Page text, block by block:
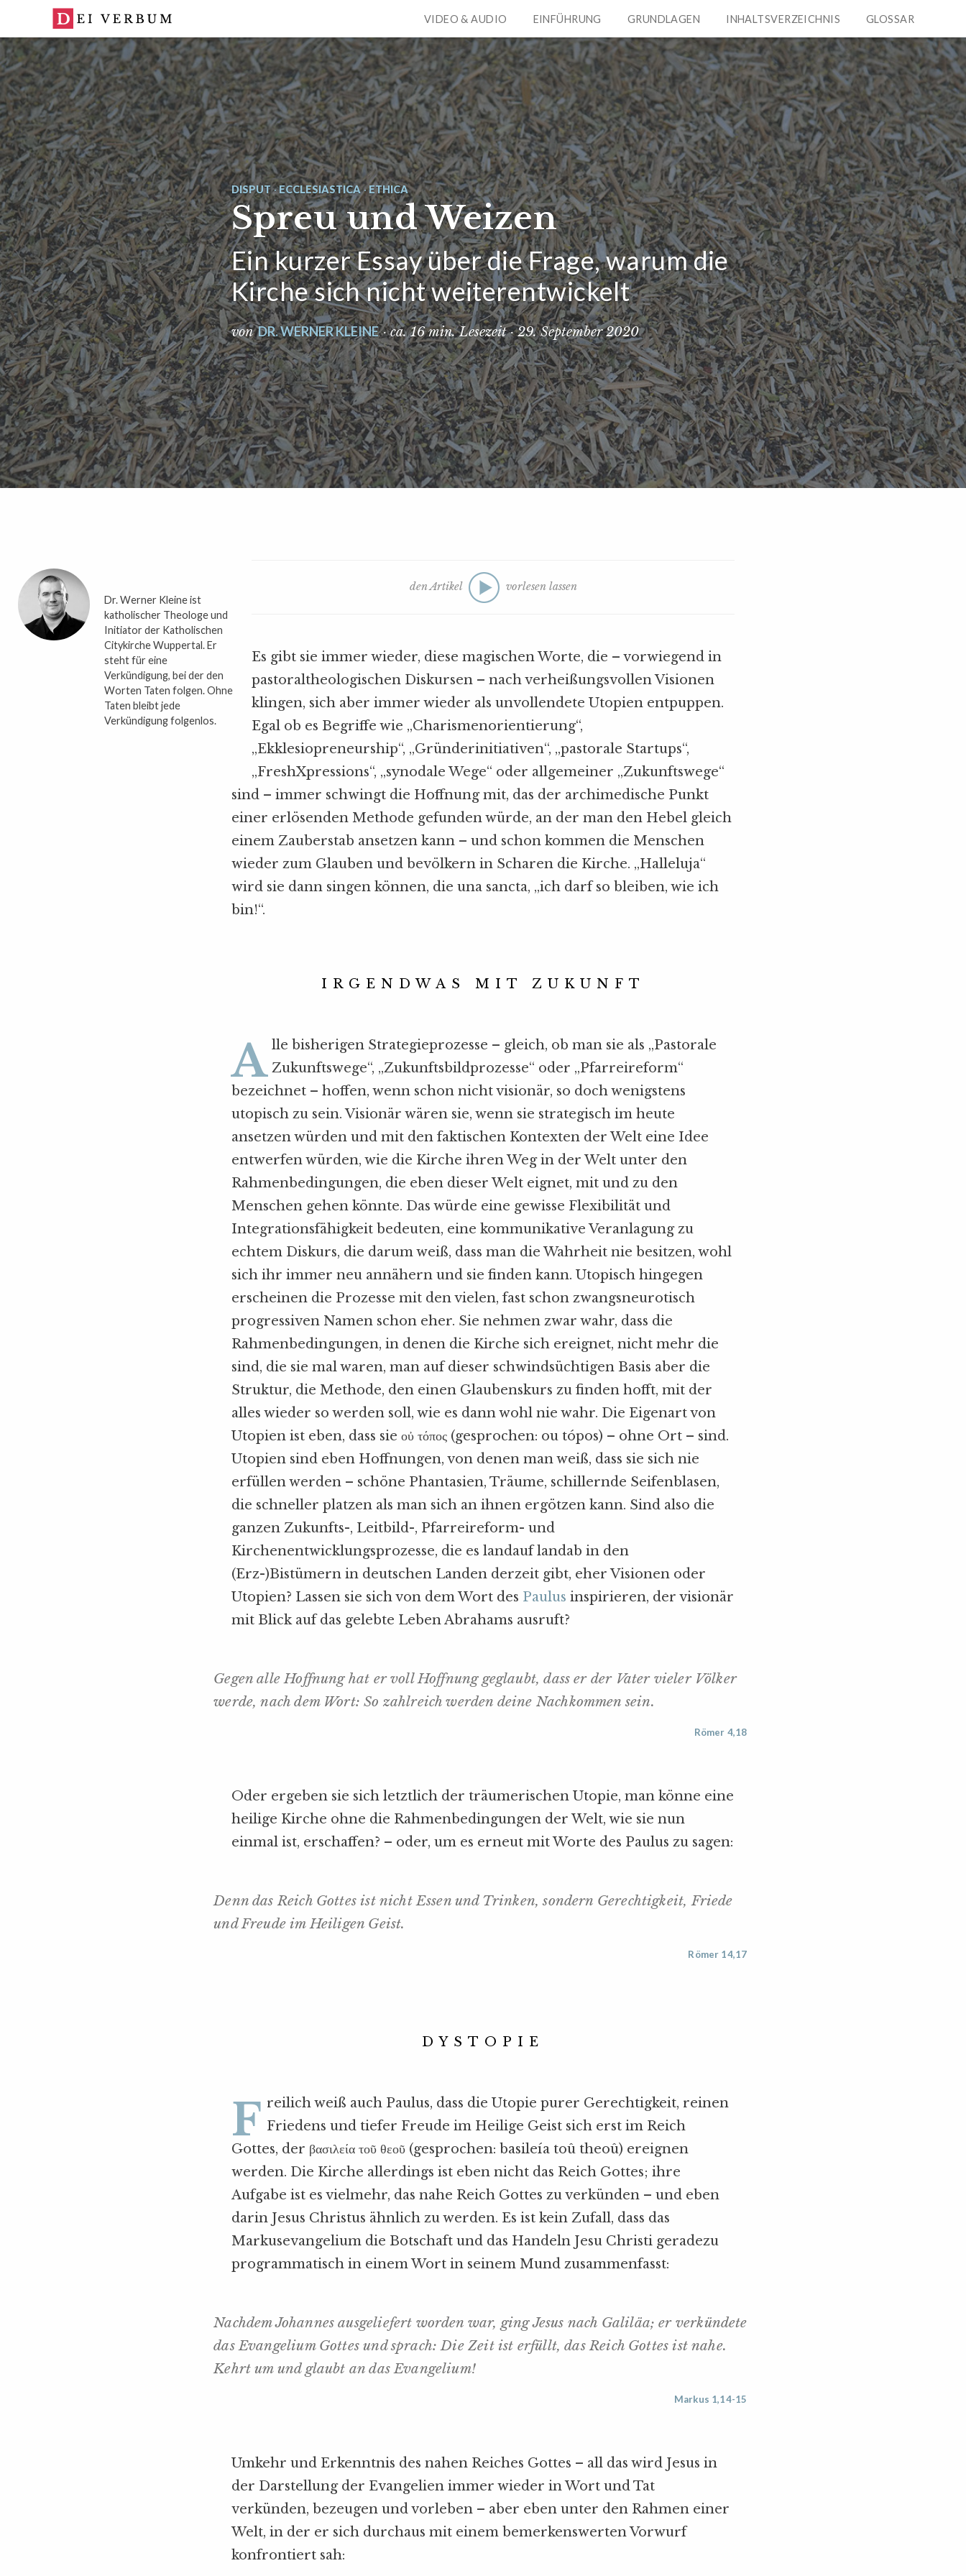
VIDEO & AUDIO EINFÜHRUNG GRUNDLAGEN INHALTSVERZEICHNIS GLOSSAR
Kapitel Menü
Kapitel
DISPUT · ECCLESIASTICA · ETHICA
Spreu und Weizen
Ein kurzer Essay über die Frage, warum die
Kirche sich nicht weiterentwickelt
von DR. WERNER KLEINE · ca. 16 min. Lesezeit · 29. September 2020
Dr. Werner Kleine ist
katholischer Theologe und
Initiator der Katholischen
Citykirche Wuppertal. Er
steht für eine
Verkündigung, bei der den
Worten Taten folgen. Ohne
Taten bleibt jede
Verkündigung folgenlos.
den Artikel vorlesen lassen
Es gibt sie immer wieder, diese magischen Worte, die – vorwiegend in
pastoraltheologischen Diskursen – nach verheißungsvollen Visionen
klingen, sich aber immer wieder als unvollendete Utopien entpuppen.
Egal ob es Begriffe wie „Charismenorientierung“,
„Ekklesiopreneurship“, „Gründerinitiativen“, „pastorale Startups“,
„FreshXpressions“, „synodale Wege“ oder allgemeiner „Zukunftswege“
sind – immer schwingt die Hoffnung mit, das der archimedische Punkt
einer erlösenden Methode gefunden würde, an der man den Hebel gleich
einem Zauberstab ansetzen kann – und schon kommen die Menschen
wieder zum Glauben und bevölkern in Scharen die Kirche. „Halleluja“
wird sie dann singen können, die una sancta, „ich darf so bleiben, wie ich
bin!“.
IRGENDWAS MIT ZUKUNFT
A lle bisherigen Strategieprozesse – gleich, ob man sie als „Pastorale
Zukunftswege“, „Zukunftsbildprozesse“ oder „Pfarreireform“
bezeichnet – hoffen, wenn schon nicht visionär, so doch wenigstens
utopisch zu sein. Visionär wären sie, wenn sie strategisch im heute
ansetzen würden und mit den faktischen Kontexten der Welt eine Idee
entwerfen würden, wie die Kirche ihren Weg in der Welt unter den
Rahmenbedingungen, die eben dieser Welt eignet, mit und zu den
Menschen gehen könnte. Das würde eine gewisse Flexibilität und
Integrationsfähigkeit bedeuten, eine kommunikative Veranlagung zu
echtem Diskurs, die darum weiß, dass man die Wahrheit nie besitzen, wohl
sich ihr immer neu annähern und sie finden kann. Utopisch hingegen
erscheinen die Prozesse mit den vielen, fast schon zwangsneurotisch
progressiven Namen schon eher. Sie nehmen zwar wahr, dass die
Rahmenbedingungen, in denen die Kirche sich ereignet, nicht mehr die
sind, die sie mal waren, man auf dieser schwindsüchtigen Basis aber die
Struktur, die Methode, den einen Glaubenskurs zu finden hofft, mit der
alles wieder so werden soll, wie es dann wohl nie wahr. Die Eigenart von
Utopien ist eben, dass sie οὐ τόπος (gesprochen: ou tópos) – ohne Ort – sind.
Utopien sind eben Hoffnungen, von denen man weiß, dass sie sich nie
erfüllen werden – schöne Phantasien, Träume, schillernde Seifenblasen,
die schneller platzen als man sich an ihnen ergötzen kann. Sind also die
ganzen Zukunfts-, Leitbild-, Pfarreireform- und
Kirchenentwicklungsprozesse, die es landauf landab in den
(Erz-)Bistümern in deutschen Landen derzeit gibt, eher Visionen oder
Utopien? Lassen sie sich von dem Wort des Paulus inspirieren, der visionär
mit Blick auf das gelebte Leben Abrahams ausruft?
Gegen alle Hoffnung hat er voll Hoffnung geglaubt, dass er der Vater vieler Völker
werde, nach dem Wort: So zahlreich werden deine Nachkommen sein.
Römer 4,18
Oder ergeben sie sich letztlich der träumerischen Utopie, man könne eine
heilige Kirche ohne die Rahmenbedingungen der Welt, wie sie nun
einmal ist, erschaffen? – oder, um es erneut mit Worte des Paulus zu sagen:
Denn das Reich Gottes ist nicht Essen und Trinken, sondern Gerechtigkeit, Friede
und Freude im Heiligen Geist.
Römer 14,17
DYSTOPIE
F reilich weiß auch Paulus, dass die Utopie purer Gerechtigkeit, reinen
Friedens und tiefer Freude im Heilige Geist sich erst im Reich
Gottes, der βασιλεία τοῦ θεοῦ (gesprochen: basileía toû theoû) ereignen
werden. Die Kirche allerdings ist eben nicht das Reich Gottes; ihre
Aufgabe ist es vielmehr, das nahe Reich Gottes zu verkünden – und eben
darin Jesus Christus ähnlich zu werden. Es ist kein Zufall, dass das
Markusevangelium die Botschaft und das Handeln Jesu Christi geradezu
programmatisch in einem Wort in seinem Mund zusammenfasst:
Nachdem Johannes ausgeliefert worden war, ging Jesus nach Galiläa; er verkündete
das Evangelium Gottes und sprach: Die Zeit ist erfüllt, das Reich Gottes ist nahe.
Kehrt um und glaubt an das Evangelium!
Markus 1,14-15
Umkehr und Erkenntnis des nahen Reiches Gottes – all das wird Jesus in
der Darstellung der Evangelien immer wieder in Wort und Tat
verkünden, bezeugen und vorleben – aber eben unter den Rahmen einer
Welt, in der er sich durchaus mit einem bemerkenswerten Vorwurf
konfrontiert sah: